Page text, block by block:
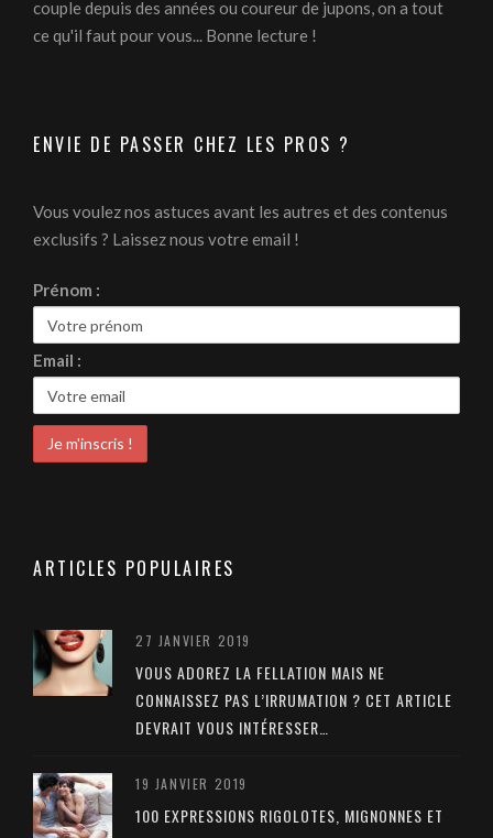
couple depuis des années ou coureur de jupons, on a tout
ce qu'il faut pour vous... Bonne lecture !
ENVIE DE PASSER CHEZ LES PROS ?
Vous voulez nos astuces avant les autres et des contenus
exclusifs ? Laissez nous votre email !
Prénom :
Email :
ARTICLES POPULAIRES
27 JANVIER 2019
VOUS ADOREZ LA FELLATION MAIS NE
CONNAISSEZ PAS L’IRRUMATION ? CET ARTICLE
DEVRAIT VOUS INTÉRESSER…
19 JANVIER 2019
100 EXPRESSIONS RIGOLOTES, MIGNONNES ET